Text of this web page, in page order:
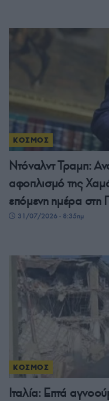
ΚΟΣΜΟΣ
Ντόναλντ Τραμπ:
αφοπλισμό της
επόμενη ημέρα στη
31/07/2026 - 8:35πμ
ΚΟΣΜΟΣ
Ιταλία: Επτά